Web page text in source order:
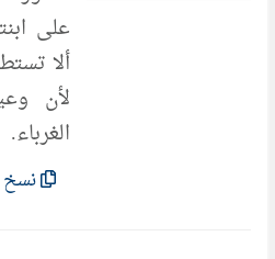
على
ألا
لأن
الغرباء.
نسخ